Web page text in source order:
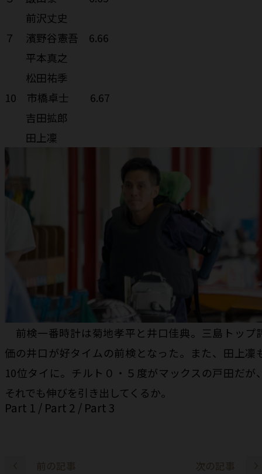
前沢丈史
７ 濱野谷憲吾 6.66
平本真之
松田祐季
10 市橋卓士 6.67
吉田拡郎
田上凜
前検一番時計は菊地孝平と井口佳典。三島トップ
価の井口が好タイムの前検となった。また、田上凜
10位タイに。チルト０・５度がマックスの戸田だが
それでも伸びを引き出してくるか。
Part 1 / Part 2 / Part 3
前の記事 次の記事